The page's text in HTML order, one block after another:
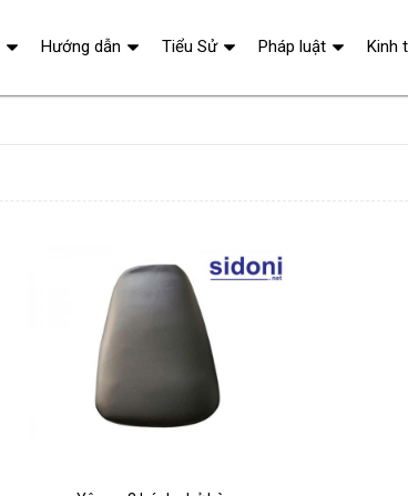
Hướng dẫn Tiểu Sử Pháp luật Kinh